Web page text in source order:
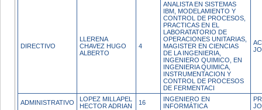
DIRECTIVO
LLERENA
CHAVEZ HUGO
ALBERTO
4
ANALISTA EN SISTEMAS
IBM, MODELAMIENTO Y
CONTROL DE PROCESOS,
PRACTICAS EN EL
LABORATATORIO DE
OPERACIONES UNITARIAS,
MAGISTER EN CIENCIAS
DE LA INGENIERIA,
INGENIERO QUIMICO, EN
INGENIERIA QUIMICA,
INSTRUMENTACION Y
CONTROL DE PROCESOS
DE FERMENTACI
ADMINISTRATIVO
LOPEZ MILLAPEL
HECTOR ADRIAN
16
INGENIERO EN
INFORMÁTICA